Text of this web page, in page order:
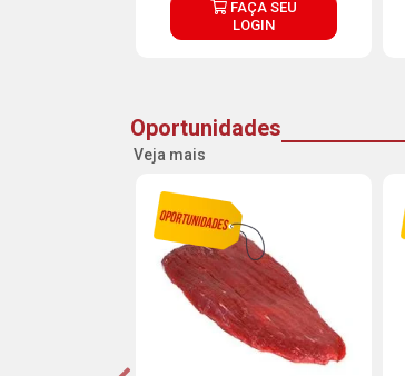
FAÇA SEU
LOGIN
Oportunidades
Veja mais